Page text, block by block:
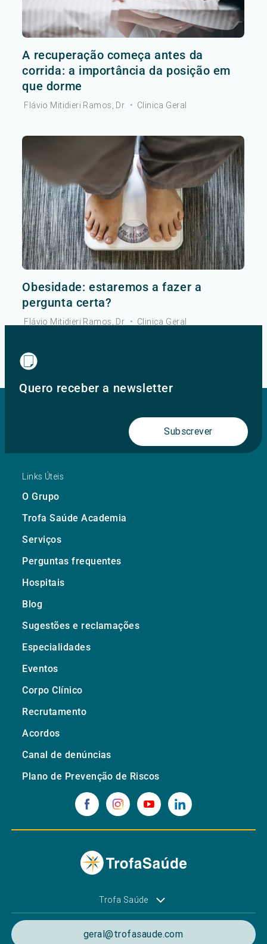
A recuperação começa antes da
corrida: a importância da posição em
que dorme
Flávio Mitidieri Ramos, Dr. • Clinica Geral
Obesidade: estaremos a fazer a
pergunta certa?
Flávio Mitidieri Ramos, Dr. • Clinica Geral
Quero receber a newsletter
Subscrever
Links Úteis
O Grupo
Trofa Saúde Academia
Serviços
Perguntas frequentes
Hospitais
Blog
Sugestões e reclamações
Especialidades
Eventos
Corpo Clínico
Recrutamento
Acordos
Canal de denúncias
Plano de Prevenção de Riscos
Trofa Saúde
geral@trofasaude.com